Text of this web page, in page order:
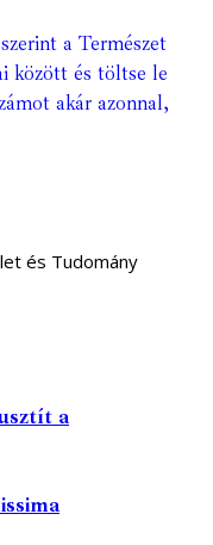
a Természet
között és töltse le
akár azonnal,
és Tudomány
a